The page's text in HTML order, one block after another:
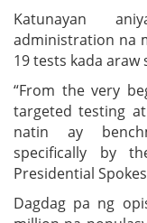
Katunayan
administration na
19 tests kada araw
“From the very
targeted testing
natin ay
specifically by
Presidential
Dagdag pa ng